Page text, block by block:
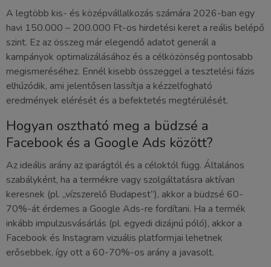
A legtöbb kis- és középvállalkozás számára 2026-ban egy
havi 150.000 – 200.000 Ft-os hirdetési keret a reális belépő
szint. Ez az összeg már elegendő adatot generál a
kampányok optimalizálásához és a célközönség pontosabb
megismeréséhez. Ennél kisebb összeggel a tesztelési fázis
elhúzódik, ami jelentősen lassítja a kézzelfogható
eredmények elérését és a befektetés megtérülését.
Hogyan osztható meg a büdzsé a
Facebook és a Google Ads között?
Az ideális arány az iparágtól és a céloktól függ. Általános
szabályként, ha a termékre vagy szolgáltatásra aktívan
keresnek (pl. „vízszerelő Budapest”), akkor a büdzsé 60-
70%-át érdemes a Google Ads-re fordítani. Ha a termék
inkább impulzusvásárlás (pl. egyedi dizájnú póló), akkor a
Facebook és Instagram vizuális platformjai lehetnek
erősebbek, így ott a 60-70%-os arány a javasolt.